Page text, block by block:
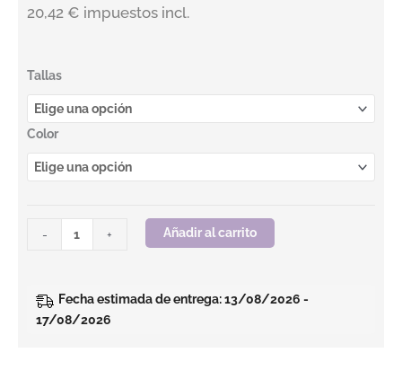
20,42 € impuestos incl.
Tallas
Color
-
Casco Endurance con porta distintivo.PORTWEST cantidad
+ Añadir al carrito
Fecha estimada de entrega: 13/08/2026 -
17/08/2026